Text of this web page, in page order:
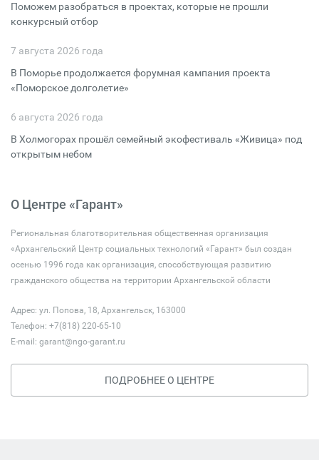
Поможем разобраться в проектах, которые не прошли
конкурсный отбор
7 августа 2026 года
В Поморье продолжается форумная кампания проекта
«Поморское долголетие»
6 августа 2026 года
В Холмогорах прошёл семейный экофестиваль «Живица» под
открытым небом
О Центре «Гарант»
Региональная благотворительная общественная организация
«Архангельский Центр социальных технологий «Гарант» был создан
осенью 1996 года как организация, способствующая развитию
гражданского общества на территории Архангельской области
Адрес: ул. Попова, 18, Архангельск, 163000
Телефон: +7(818) 220-65-10
E-mail: garant@ngo-garant.ru
ПОДРОБНЕЕ О ЦЕНТРЕ